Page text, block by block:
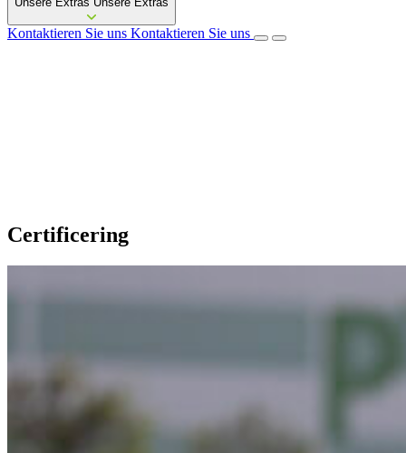
Kontaktieren Sie uns Kontaktieren Sie uns
Certificering